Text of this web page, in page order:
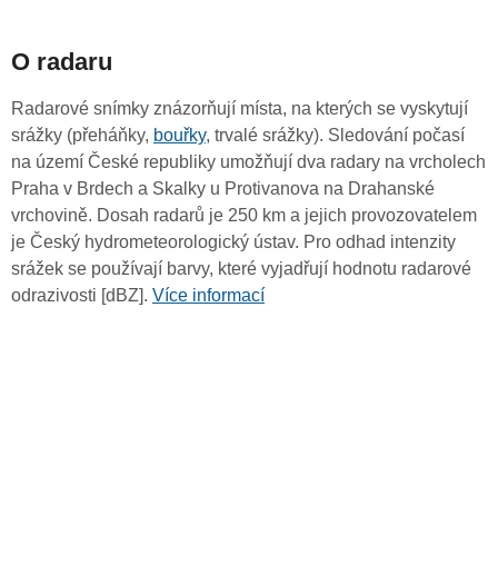
O radaru
Radarové snímky znázorňují místa, na kterých se vyskytují
srážky (přeháňky, bouřky, trvalé srážky). Sledování počasí
na území České republiky umožňují dva radary na vrcholech
Praha v Brdech a Skalky u Protivanova na Drahanské
vrchovině. Dosah radarů je 250 km a jejich provozovatelem
je Český hydrometeorologický ústav. Pro odhad intenzity
srážek se používají barvy, které vyjadřují hodnotu radarové
odrazivosti [dBZ]. Více informací